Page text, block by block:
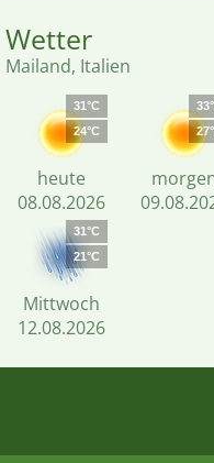
Wetter
Mailand, Italien
31°C
24°C
heute
08.08.2026
31°C
21°C
Mittwoch
12.08.2026